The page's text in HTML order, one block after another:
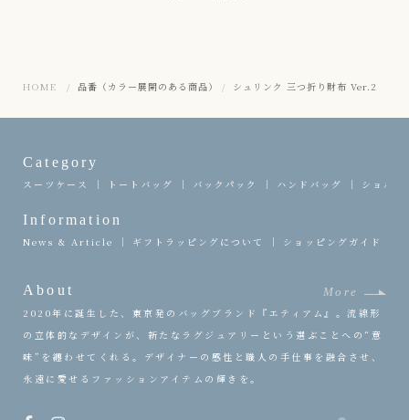
HOME 品番（カラー展開のある商品） シュリンク 三つ折り財布 Ver.2
About
More
2020年に誕生した、東京発のバッグブランド『エティアム』。流線形
の立体的なデザインが、新たなラグジュアリーという選ぶことへの“意
味”を纏わせてくれる。デザイナーの感性と職人の手仕事を融合させ、
永遠に愛せるファッションアイテムの輝きを。
Information
News & Article ギフトラッピングについて ショッピングガイド
Category
スーツケース トートバッグ バックパック ハンドバッグ ショル